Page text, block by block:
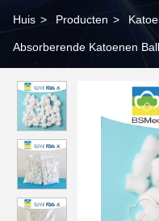
Huis > Producten >
Absorberende Katoenen